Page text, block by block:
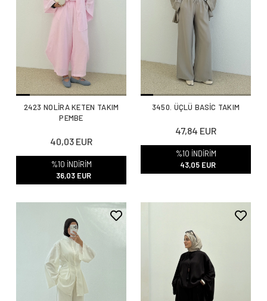
2423 NOLİRA KETEN TAKIM
PEMBE
40,03 EUR
%10 İNDİRİM
36,03 EUR
3450. ÜÇLÜ BASİC TAKIM
47,84 EUR
%10 İNDİRİM
43,05 EUR